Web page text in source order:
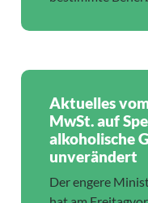
Aktuelles
MwSt. auf
alkoholische
unverändert
Der engere